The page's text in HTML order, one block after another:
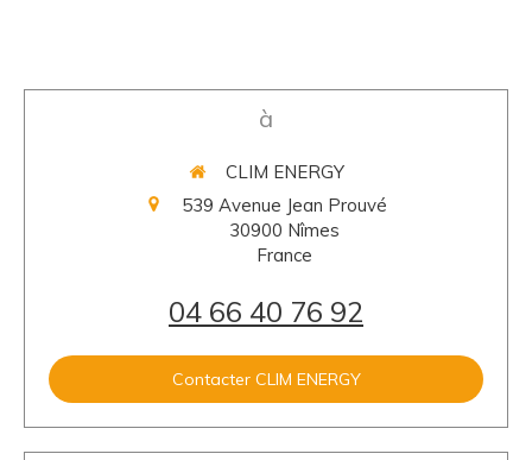
à
CLIM ENERGY
539 Avenue Jean Prouvé
30900 Nîmes
France
04 66 40 76 92
Contacter CLIM ENERGY